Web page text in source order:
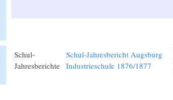
Schul-
Jahresberichte
Schul-Jahresbericht Augsburg
Industrieschule 1876/1877